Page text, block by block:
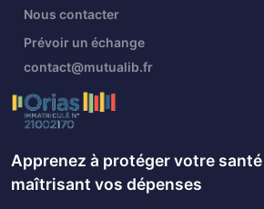
Nous contacter
Prévoir un échange
contact@mutualib.fr
Apprenez à protéger votre
maîtrisant vos dépenses